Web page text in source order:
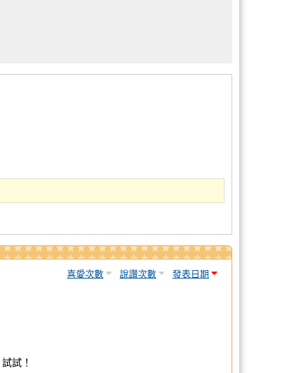
喜愛次數 說讚次數 發表日期
試試！